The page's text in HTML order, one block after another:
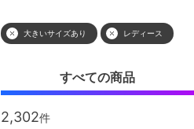
大きいサイズあり レディース
すべての商品
2,302